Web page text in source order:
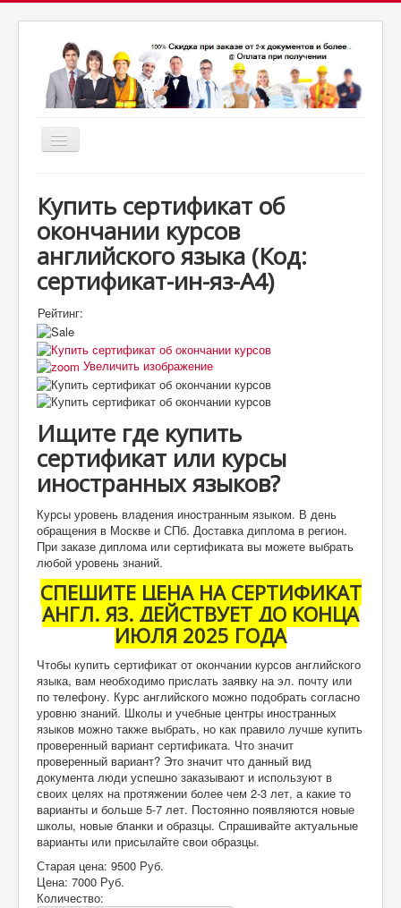
Включить/
69
СПБ: +7(812)987-53-69
Купить сертификат об
окончании курсов
английского языка (Код:
сертификат-ин-яз-А4)
Рейтинг:
Увеличить изображение
Ищите где купить
сертификат или курсы
иностранных языков?
Курсы уровень владения иностранным языком. В день
обращения в Москве и СПб. Доставка диплома в регион.
При заказе диплома или сертификата вы можете выбрать
любой уровень знаний.
СПЕШИТЕ ЦЕНА НА СЕРТИФИКАТ
АНГЛ. ЯЗ. ДЕЙСТВУЕТ ДО КОНЦА
ИЮЛЯ 2025 ГОДА
Чтобы купить сертификат от окончании курсов английского
языка, вам необходимо прислать заявку на эл. почту или
по телефону. Курс английского можно подобрать согласно
уровню знаний. Школы и учебные центры иностранных
языков можно также выбрать, но как правило лучше купить
проверенный вариант сертификата. Что значит
проверенный вариант? Это значит что данный вид
документа люди успешно заказывают и используют в
своих целях на протяжении более чем 2-3 лет, а какие то
варианты и больше 5-7 лет. Постоянно появляются новые
школы, новые бланки и образцы. Спрашивайте актуальные
варианты или присылайте свои образцы.
Старая цена: 9500 Руб.
Цена: 7000 Руб.
Количество: